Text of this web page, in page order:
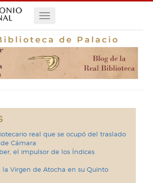
Navegación
principal
real que se ocupó del traslado
Cámara
el impulsor de los Índices
la Virgen de Atocha en su Quinto